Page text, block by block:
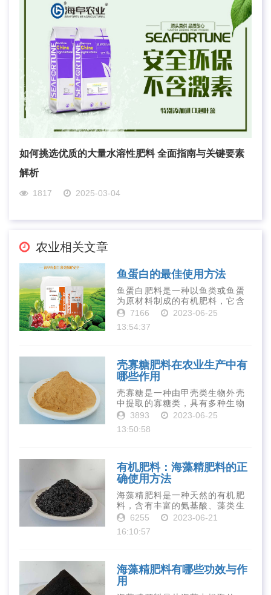
如何挑选优质的大量水溶性肥料 全面指南与关键要素
解析
1817 2025-03-04
农业相关文章
鱼蛋白的最佳使用方法
鱼蛋白肥料是一种以鱼类或鱼蛋
为原材料制成的有机肥料，它含
有丰富的营养物质，如氮、磷、
元素和植物生长因子。这些营养
7166
2023-06-25
13:54:37
壳寡糖肥料在农业生产中有
哪些作用
壳寡糖是一种由甲壳类生物外壳
中提取的寡糖类，具有多种生物
活性和营养价值。在农业生产
是作为一种新型的有机肥料，壳
3893
2023-06-25
13:50:58
有机肥料：海藻精肥料的正
确使用方法
海藻精肥料是一种天然的有机肥
料，含有丰富的氨基酸、藻类生
长素、维生素、微量元素、蛋白
力、促进植物生长、增强植物抗
6255
2023-06-21
16:10:57
海藻精肥料有哪些功效与作
用